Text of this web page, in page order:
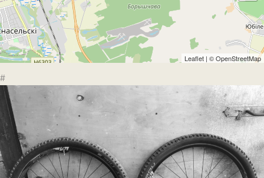
Leaflet | ©OpenStreetMap
#